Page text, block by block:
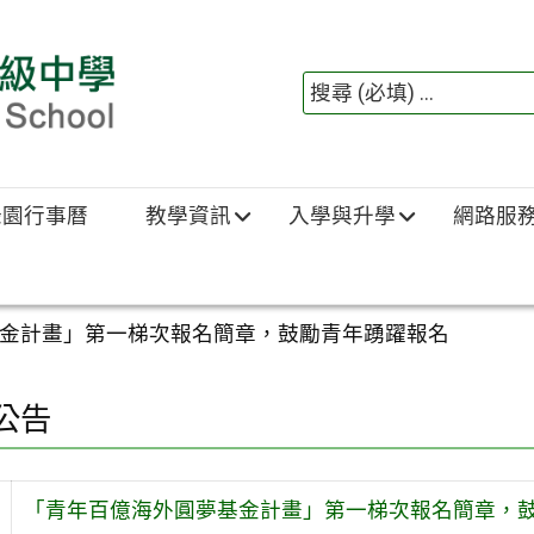
行事曆 教學資訊 入學與升學 網路服
計畫」第一梯次報名簡章，鼓勵青年踴躍報名
告
「青年百億海外圓夢基金計畫」第一梯次報名簡章，